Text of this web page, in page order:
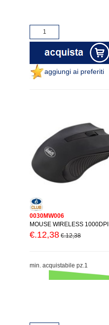
aggiungi ai preferiti
0030MW006
MOUSE WIRELESS 1000DPI
€.12,38 €.12,38
min. acquistabile pz.1